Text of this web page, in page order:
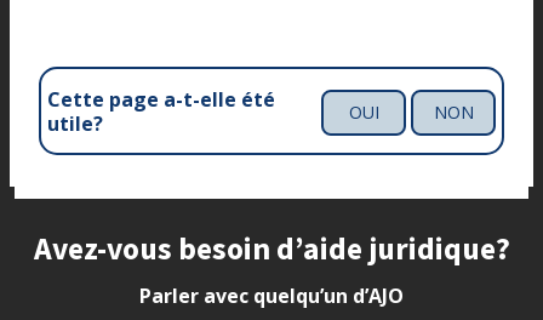
Cette page a-t-elle été
utile?
OUI NON
Site footer
Avez-vous besoin d’aide juridique?
Parler avec quelqu’un d’AJO